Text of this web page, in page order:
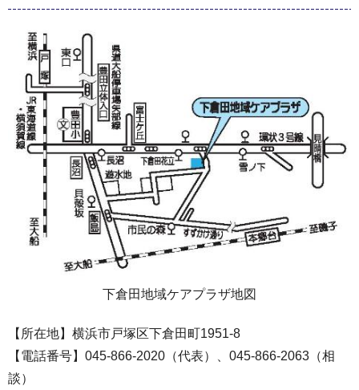
下倉田地域ケアプラザ地図
【所在地】横浜市戸塚区下倉田町1951-8
【電話番号】045-866-2020（代表）、045-866-2063（相
談）